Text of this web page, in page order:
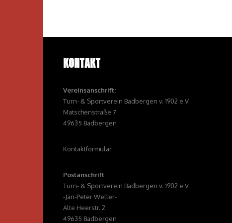
KONTAKT
Vereinsanschrift:
Turn- & Sportverein Badbergen v. 1902 e.V.
Matschenstraße 7
49635 Badbergen
Kontaktformular
Postanschrift
Turn- & Sportverein Badbergen v. 1902 e.V.
-Jan-Peter Weller-
Alte Heerstr. 2
49635 Badbergen